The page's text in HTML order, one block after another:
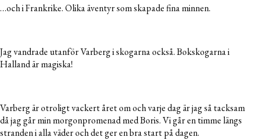
…och i Frankrike. Olika äventyr som skapade fina minnen.
Jag vandrade utanför Varberg i skogarna också. Bokskogarna i
Halland är magiska!
Varberg är otroligt vackert året om och varje dag är jag så tacksam
då jag går min morgonpromenad med Boris. Vi går en timme längs
stranden i alla väder och det ger en bra start på dagen.